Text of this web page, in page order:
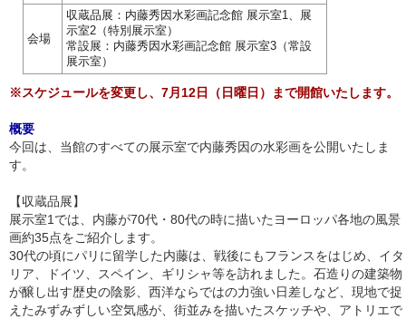
会場
収蔵品展：内藤秀因水彩画記念館 展示室1、展
示室2（特別展示室）
常設展：内藤秀因水彩画記念館 展示室3（常設
展示室）
※スケジュールを変更し、7月12日（日曜日）まで開館いたします。
概要
今回は、当館のすべての展示室で内藤秀因の水彩画を公開いたしま
す。
【収蔵品展】
展示室1では、内藤が70代・80代の時に描いたヨーロッパ各地の風景
画約35点をご紹介します。
30代の頃にパリに留学した内藤は、戦後にもフランスをはじめ、イタ
リア、ドイツ、スペイン、ギリシャ等を訪れました。石造りの建築物
が醸し出す歴史の陰影、西洋ならではの力強い日差しなど、現地で捉
えたみずみずしい空気感が、街並みを描いたスケッチや、アトリエで